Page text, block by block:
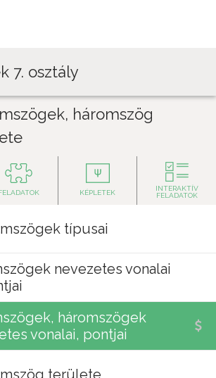
7. osztály
háromszög
FELADATOK KÉPLETEK
INTERAKTÍV
FELADATOK
típusai
nevezetes vonalai
háromszögek
vonalai, pontjai
területe